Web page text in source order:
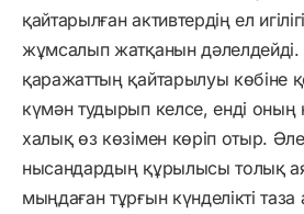
қайтарылған активтердің ел
жұмсалып жатқанын дәлелдейді.
қаражаттың қайтарылуы көбіне
күмән тудырып келсе, енді оның
халық өз көзімен көріп отыр.
нысандардың құрылысы толық
мыңдаған тұрғын күнделікті